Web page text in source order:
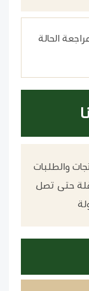
الحالة
والطلبات
حتى تصل